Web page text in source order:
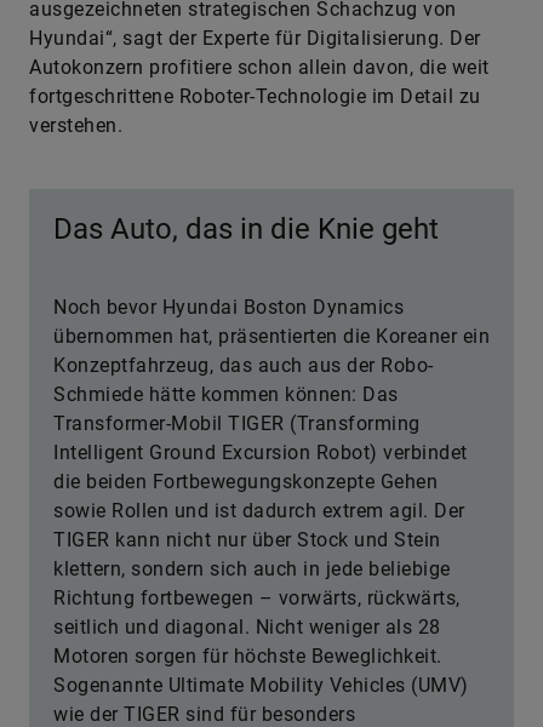
ausgezeichneten strategischen Schachzug von
Hyundai“, sagt der Experte für Digitalisierung. Der
Autokonzern profitiere schon allein davon, die weit
fortgeschrittene Roboter-Technologie im Detail zu
verstehen.
Das Auto, das in die Knie geht
Noch bevor Hyundai Boston Dynamics
übernommen hat, präsentierten die Koreaner ein
Konzeptfahrzeug, das auch aus der Robo-
Schmiede hätte kommen können: Das
Transformer-Mobil TIGER (Transforming
Intelligent Ground Excursion Robot) verbindet
die beiden Fortbewegungskonzepte Gehen
sowie Rollen und ist dadurch extrem agil. Der
TIGER kann nicht nur über Stock und Stein
klettern, sondern sich auch in jede beliebige
Richtung fortbewegen – vorwärts, rückwärts,
seitlich und diagonal. Nicht weniger als 28
Motoren sorgen für höchste Beweglichkeit.
Sogenannte Ultimate Mobility Vehicles (UMV)
wie der TIGER sind für besonders